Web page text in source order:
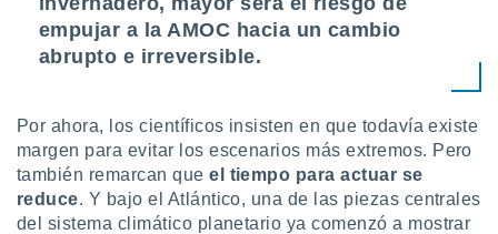
empujar a la AMOC hacia un cambio
abrupto e irreversible.
Por ahora, los científicos insisten en que todavía existe
margen para evitar los escenarios más extremos. Pero
también remarcan queel tiempo para actuar se
reduce. Y bajo el Atlántico, una de las piezas centrales
del sistema climático planetario ya comenzó a mostrar